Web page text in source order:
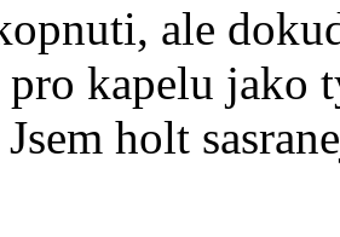
ale
kapelu jako
holt